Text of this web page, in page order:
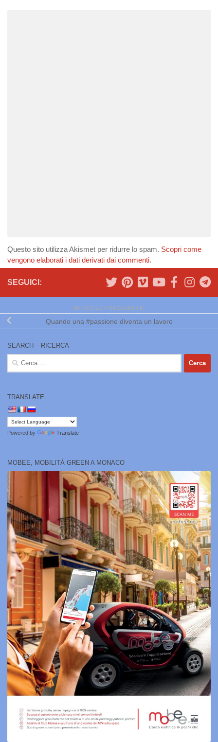
Questo sito utilizza Akismet per ridurre lo spam. Scopri come
vengono elaborati i dati derivati dai commenti.
SEGUICI:
ARTICOLO PRECEDENTE
Quando una #passione diventa un lavoro
SEARCH – RICERCA
Ricerca
TRANSLATE:
Powered by Translate
MOBEE, MOBILITÀ GREEN A MONACO